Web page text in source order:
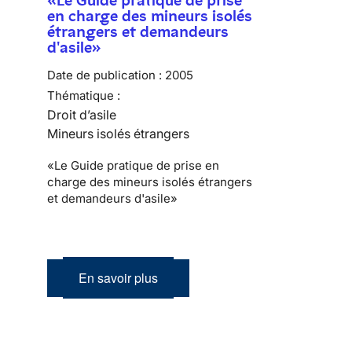
en charge des mineurs isolés
étrangers et demandeurs
d'asile»
Date de publication : 2005
Thématique :
Droit d’asile
Mineurs isolés étrangers
«Le Guide pratique de prise en
charge des mineurs isolés étrangers
et demandeurs d'asile»
En savoir plus